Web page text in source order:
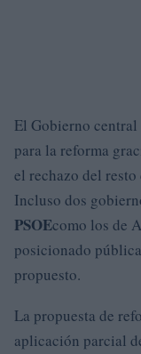
El Gobierno
para la reforma
el rechazo del resto
Incluso dos
PSOEcomo los de
posicionado
propuesto.
La propuesta de
aplicación parcial